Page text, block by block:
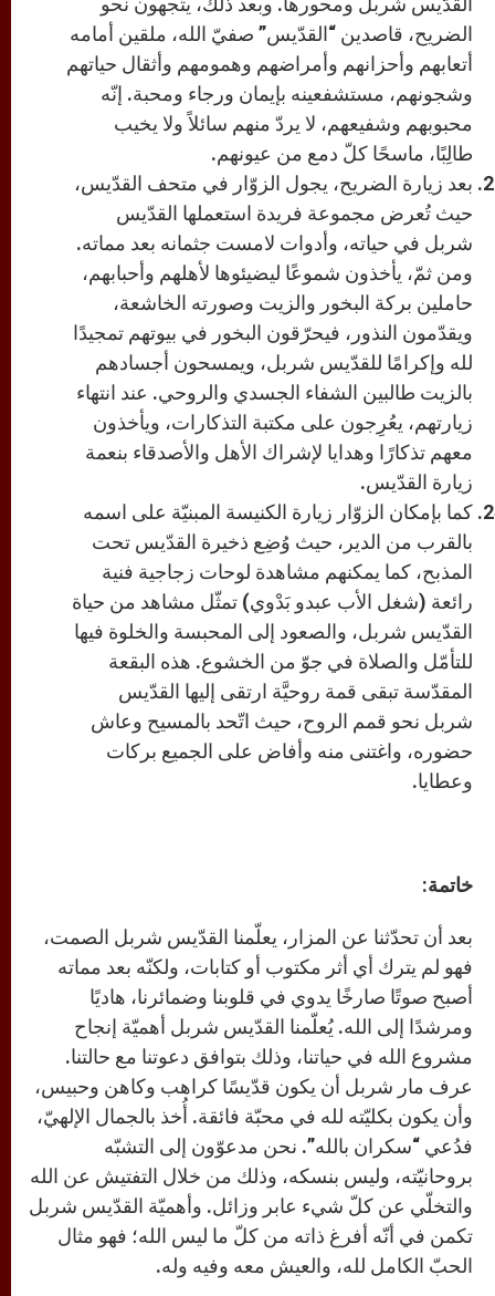
الضريح، قاصدين “القدّيس” صفيّ الله، ملقين أمامه
أتعابهم وأحزانهم وأمراضهم وهمومهم وأثقال حياتهم
وشجونهم، مستشفعينه بإيمان ورجاء ومحبة. إنّه
محبوبهم وشفيعهم، لا يردّ منهم سائلاً ولا يخيب
طالِبًا، ماسحًا كلّ دمع من عيونهم.
بعد زيارة الضريح، يجول الزوّار في متحف القدّيس،
حيث تُعرض مجموعة فريدة استعملها القدّيس
شربل في حياته، وأدوات لامست جثمانه بعد مماته.
ومن ثمّ، يأخذون شموعًا ليضيئوها لأهلهم وأحبابهم،
حاملين بركة البخور والزيت وصورته الخاشعة،
ويقدّمون النذور، فيحرّقون البخور في بيوتهم تمجيدًا
لله وإكرامًا للقدّيس شربل، ويمسحون أجسادهم
بالزيت طالبين الشفاء الجسدي والروحي. عند انتهاء
زيارتهم، يعُرِجون على مكتبة التذكارات، ويأخذون
معهم تذكارًا وهدايا لإشراك الأهل والأصدقاء بنعمة
زيارة القدّيس.
كما بإمكان الزوّار زيارة الكنيسة المبنيّة على اسمه
بالقرب من الدير، حيث وُضِع ذخيرة القدّيس تحت
المذبح، كما يمكنهم مشاهدة لوحات زجاجية فنية
رائعة (شغل الأب عبدو بَدْوي) تمثّل مشاهد من حياة
القدّيس شربل، والصعود إلى المحبسة والخلوة فيها
للتأمّل والصلاة في جوّ من الخشوع. هذه البقعة
المقدّسة تبقى قمة روحيَّة ارتقى إليها القدّيس
شربل نحو قمم الروح، حيث اتّحد بالمسيح وعاش
حضوره، واغتنى منه وأفاض على الجميع بركات
وعطايا.
خاتمة:
بعد أن تحدّثنا عن المزار، يعلّمنا القدّيس شربل الصمت،
فهو لم يترك أي أثر مكتوب أو كتابات، ولكنّه بعد مماته
أصبح صوتًا صارخًا يدوي في قلوبنا وضمائرنا، هاديًا
ومرشدًا إلى الله. يُعلّمنا القدّيس شربل أهميّة إنجاح
مشروع الله في حياتنا، وذلك بتوافق دعوتنا مع حالتنا.
عرف مار شربل أن يكون قدّيسًا كراهب وكاهن وحبيس،
وأن يكون بكليّته لله في محبّة فائقة. أُخذ بالجمال الإلهيّ،
فدُعي “سكران بالله”. نحن مدعوّون إلى التشبّه
بروحانيّته، وليس بنسكه، وذلك من خلال التفتيش عن الله
والتخلّي عن كلّ شيء عابر وزائل. وأهميّة القدّيس شربل
تكمن في أنّه أفرغ ذاته من كلّ ما ليس الله؛ فهو مثال
الحبّ الكامل لله، والعيش معه وفيه وله.